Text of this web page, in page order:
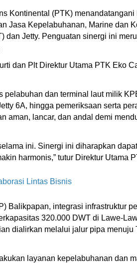
Kontinental (PTK)
Jasa Kepelabuhanan, Marine dan
Jetty. Penguatan sinergi ini
dan Plt Direktur Utama PTK Eko
dan terminal laut milik
6A, hingga pemeriksaan serta
aman, lancar, dan andal demi
ini. Sinergi ini diharapkan
harmonis,” tutur Direktur Utama
Lintas Bisnis
Balikpapan, integrasi infrastruktur
320.000 DWT di Lawe-
dialirkan melalui jalur pipa menuju
layanan kepelabuhanan dan